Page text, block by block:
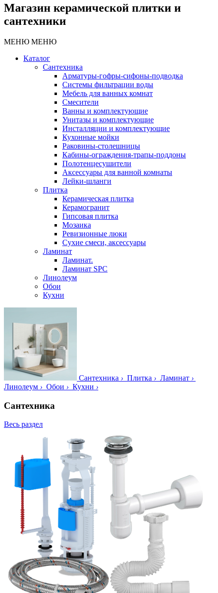
Магазин керамической плитки и
сантехники
МЕНЮ МЕНЮ
Каталог
Сантехника
Арматуры-гофры-сифоны-подводка
Системы фильтрации воды
Мебель для ванных комнат
Смесители
Ванны и комплектующие
Унитазы и комплектующие
Инсталляции и комплектующие
Кухонные мойки
Раковины-столешницы
Кабины-ограждения-трапы-поддоны
Полотенцесушители
Аксессуары для ванной комнаты
Лейки-шланги
Плитка
Керамическая плитка
Керамогранит
Гипсовая плитка
Мозаика
Ревизионные люки
Сухие смеси, аксессуары
Ламинат
Ламинат.
Ламинат SPC
Линолеум
Обои
Кухни
Сантехника › Плитка › Ламинат ›
Линолеум › Обои › Кухни ›
Сантехника
Весь раздел